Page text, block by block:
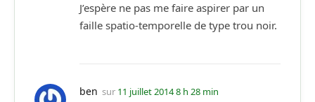
J’espère ne pas me faire aspirer par un
faille spatio-temporelle de type trou noir.
ben sur 11 juillet 2014 8 h 28 min